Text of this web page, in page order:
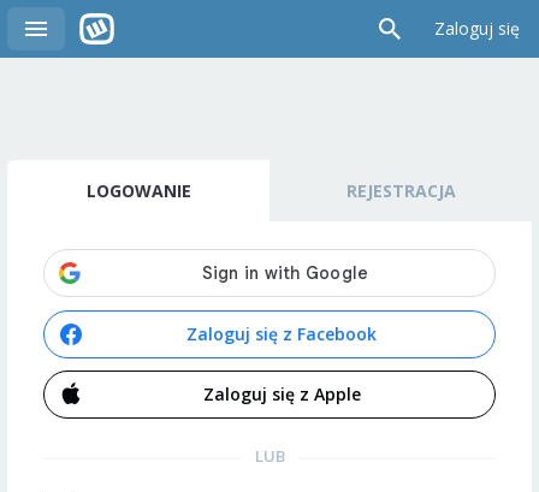
Zaloguj się
LOGOWANIE REJESTRACJA
Zaloguj się z Facebook
Zaloguj się z Apple
LUB